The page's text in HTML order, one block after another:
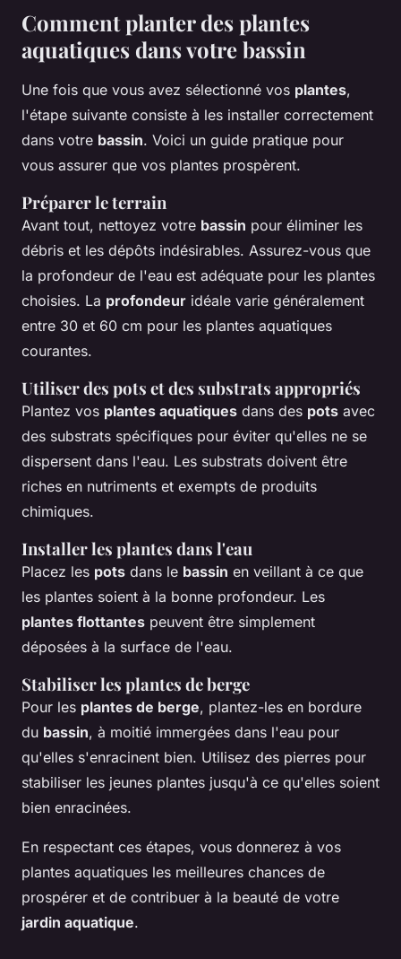
Comment planter des plantes
aquatiques dans votre bassin
Une fois que vous avez sélectionné vos plantes,
l'étape suivante consiste à les installer correctement
dans votre bassin. Voici un guide pratique pour
vous assurer que vos plantes prospèrent.
Préparer le terrain
Avant tout, nettoyez votre bassin pour éliminer les
débris et les dépôts indésirables. Assurez-vous que
la profondeur de l'eau est adéquate pour les plantes
choisies. La profondeur idéale varie généralement
entre 30 et 60 cm pour les plantes aquatiques
courantes.
Utiliser des pots et des substrats appropriés
Plantez vos plantes aquatiques dans des pots avec
des substrats spécifiques pour éviter qu'elles ne se
dispersent dans l'eau. Les substrats doivent être
riches en nutriments et exempts de produits
chimiques.
Installer les plantes dans l'eau
Placez les pots dans le bassin en veillant à ce que
les plantes soient à la bonne profondeur. Les
plantes flottantes peuvent être simplement
déposées à la surface de l'eau.
Stabiliser les plantes de berge
Pour les plantes de berge, plantez-les en bordure
du bassin, à moitié immergées dans l'eau pour
qu'elles s'enracinent bien. Utilisez des pierres pour
stabiliser les jeunes plantes jusqu'à ce qu'elles soient
bien enracinées.
En respectant ces étapes, vous donnerez à vos
plantes aquatiques les meilleures chances de
prospérer et de contribuer à la beauté de votre
jardin aquatique.